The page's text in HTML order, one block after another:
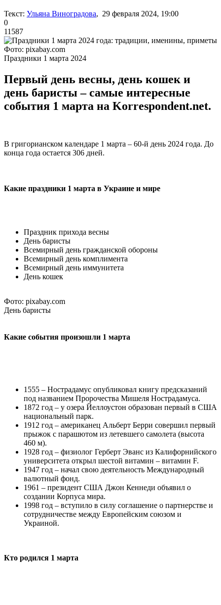
Текст: Ульяна Виноградова, 29 февраля 2024, 19:00
0
11587
Фото: pixabay.com
Праздники 1 марта 2024
Первый день весны, день кошек и
день баристы – самые интересные
события 1 марта на Korrespondent.net.
В григорианском календаре 1 марта – 60-й день 2024 года. До
конца года остается 306 дней.
Какие праздники 1 марта в Украине и мире
Праздник прихода весны
День баристы
Всемирный день гражданской обороны
Всемирный день комплимента
Всемирный день иммунитета
День кошек
Фото: pixabay.com
День баристы
Какие события произошли 1 марта
1555 – Нострадамус опубликовал книгу предсказаний
под названием Пророчества Мишеля Нострадамуса.
1872 год – у озера Йеллоустон образован первый в США
национальный парк.
1912 год – американец Альберт Берри совершил первый
прыжок с парашютом из летевшего самолета (высота
460 м).
1928 год – физиолог Герберт Эванс из Калифорнийского
университета открыл шестой витамин – витамин F.
1947 год – начал свою деятельность Международный
валютный фонд.
1961 – президент США Джон Кеннеди объявил о
создании Корпуса мира.
1998 год – вступило в силу соглашение о партнерстве и
сотрудничестве между Европейским союзом и
Украиной.
Кто родился 1 марта